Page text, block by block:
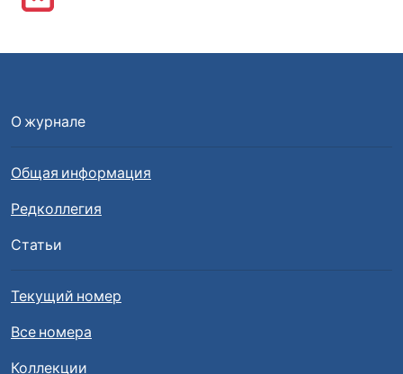
О журнале
Общая информация
Редколлегия
Статьи
Текущий номер
Все номера
Коллекции